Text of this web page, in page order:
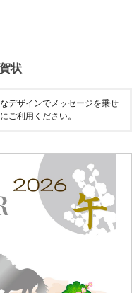
状
デザインでメッセージを乗せ
ご利用ください。